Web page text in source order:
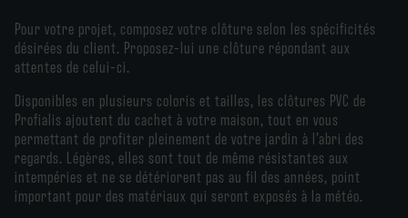
Pour votre projet, composez votre clôture selon les spécificités
désirées du client. Proposez-lui une clôture répondant aux
attentes de celui-ci.
Disponibles en plusieurs coloris et tailles, les clôtures PVC de
Profialis ajoutent du cachet à votre maison, tout en vous
permettant de profiter pleinement de votre jardin à l’abri des
regards. Légères, elles sont tout de même résistantes aux
intempéries et ne se détériorent pas au fil des années, point
important pour des matériaux qui seront exposés à la météo.